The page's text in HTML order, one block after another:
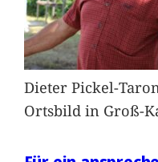
Dieter Pickel-
Ortsbild in Groß-